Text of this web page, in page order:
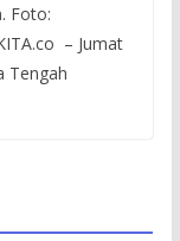
Foto:
– Jumat
Tengah